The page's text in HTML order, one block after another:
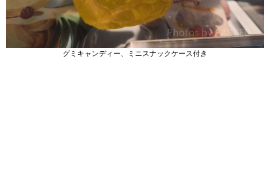
グミキャンディー、ミニスナックケース付き